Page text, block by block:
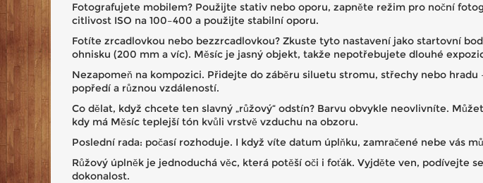
Fotografujete mobilem? Použijte stativ nebo oporu, zapněte režim pro noční
citlivost ISO na 100–400 a použijte stabilní oporu.
Fotíte zrcadlovkou nebo bezzrcadlovkou? Zkuste tyto nastavení jako startovní
ohnisku (200 mm a víc). Měsíc je jasný objekt, takže nepotřebujete dlouhé
Nezapomeň na kompozici. Přidejte do záběru siluetu stromu, střechy nebo
popředí a různou vzdáleností.
Co dělat, když chcete ten slavný „růžový“ odstín? Barvu obvykle neovlivníte.
kdy má Měsíc teplejší tón kvůli vrstvě vzduchu na obzoru.
Poslední rada: počasí rozhoduje. I když víte datum úplňku, zamračené nebe vás
Růžový úplněk je jednoduchá věc, která potěší oči i foťák. Vyjděte ven, podívejte
dokonalost.